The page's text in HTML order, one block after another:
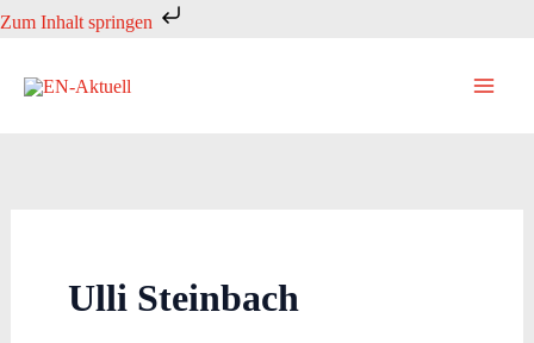
Zum Inhalt springen
Zum
springen
Ulli Steinbach